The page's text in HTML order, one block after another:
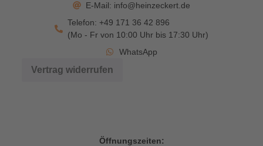
Öffnungszeiten:
E-Mail: info@heinzeckert.de
Telefon: +49 171 36 42 896
(Mo - Fr von 10:00 Uhr bis 17:30 Uhr)
WhatsApp
Vertrag widerrufen